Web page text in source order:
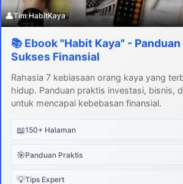
👤Tim HabitKaya
📚 Ebook "Habit Kaya" -
Sukses Finansial
Rahasia 7 kebiasaan orang kaya yang
hidup. Panduan praktis investasi, bisnis,
untuk mencapai kebebasan finansial.
📖150+ Halaman
🎯Panduan Praktis
💡Tips Expert